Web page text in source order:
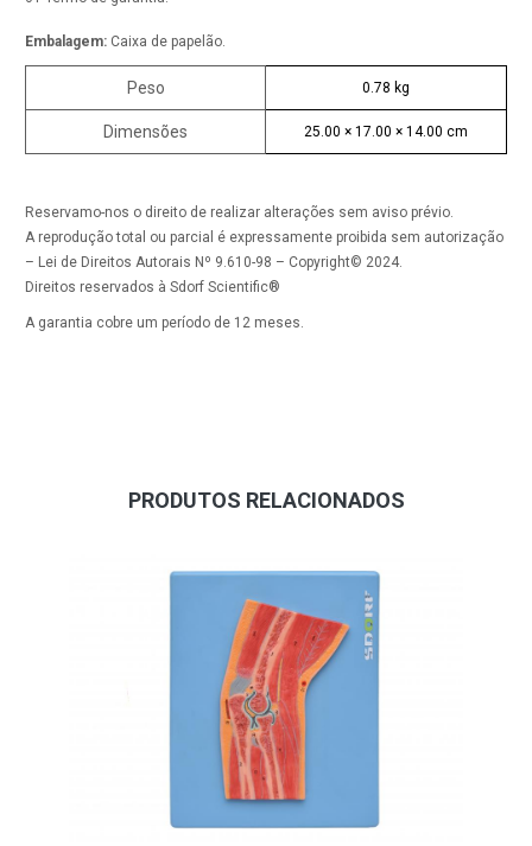
Embalagem: Caixa de papelão.
Peso 0.78 kg
Dimensões 25.00 × 17.00 × 14.00 cm
Reservamo-nos o direito de realizar alterações sem aviso prévio.
A reprodução total ou parcial é expressamente proibida sem autorização
– Lei de Direitos Autorais Nº 9.610-98 – Copyright© 2024.
Direitos reservados à Sdorf Scientific®
A garantia cobre um período de 12 meses.
PRODUTOS RELACIONADOS